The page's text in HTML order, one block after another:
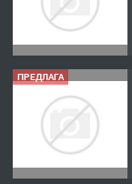
ПРЕДЛАГА